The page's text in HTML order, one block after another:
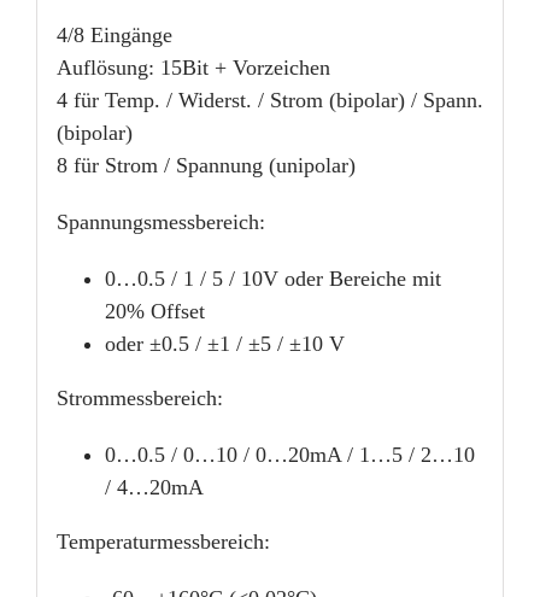
4/8 Eingänge
Auflösung: 15Bit + Vorzeichen
4 für Temp. / Widerst. / Strom (bipolar) / Spann.
(bipolar)
8 für Strom / Spannung (unipolar)
Spannungsmessbereich:
0…0.5 / 1 / 5 / 10V oder Bereiche mit
20% Offset
oder ±0.5 / ±1 / ±5 / ±10 V
Strommessbereich:
0…0.5 / 0…10 / 0…20mA / 1…5 / 2…10
/ 4…20mA
Temperaturmessbereich: